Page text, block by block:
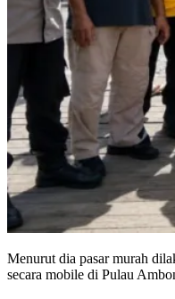
Menurut dia pasar murah
secara mobile di Pulau